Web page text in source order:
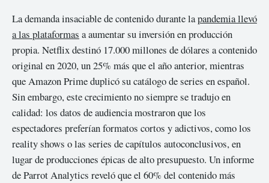
La demanda insaciable de contenido durante lapandemia llevó
a las plataformas a aumentar su inversión en producción
propia. Netflix destinó 17.000 millones de dólares a contenido
original en 2020, un 25% más que el año anterior, mientras
que Amazon Prime duplicó su catálogo de series en español.
Sin embargo, este crecimiento no siempre se tradujo en
calidad: los datos de audiencia mostraron que los
espectadores preferían formatos cortos y adictivos, como los
reality shows o las series de capítulos autoconclusivos, en
lugar de producciones épicas de alto presupuesto. Un informe
de Parrot Analytics reveló que el 60% del contenido más